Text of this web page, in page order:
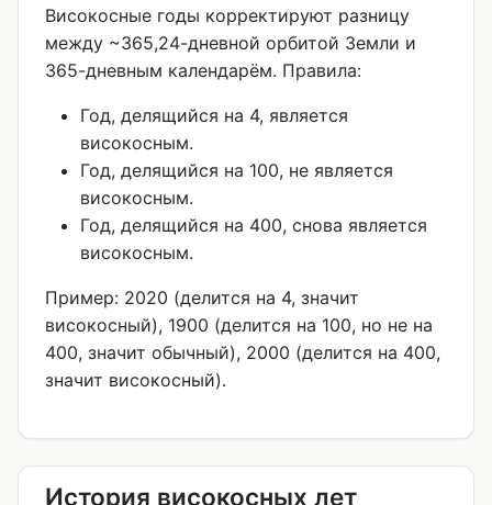
Високосные годы корректируют разницу
между ~365,24-дневной орбитой Земли и
365-дневным календарём. Правила:
Год, делящийся на 4, является
високосным.
Год, делящийся на 100, не является
високосным.
Год, делящийся на 400, снова является
високосным.
Пример: 2020 (делится на 4, значит
високосный), 1900 (делится на 100, но не на
400, значит обычный), 2000 (делится на 400,
значит високосный).
История високосных лет